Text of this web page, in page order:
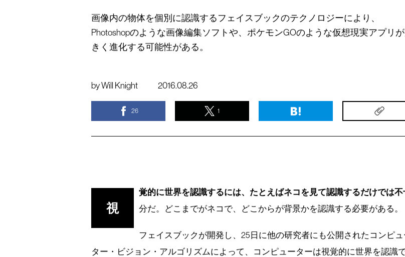
画像内の物体を個別に認識するフェイスブックのテクノロジーにより、
Photoshopのような画像編集ソフトや、ポケモンGOのような仮想現実アプリ
きく進化する可能性がある。
byWill Knight 2016.08.26
26 1
視
覚的に世界を認識するには、たとえばネコを見て認識するだけでは不
分だ。どこまでがネコで、どこからが背景かを認識する必要がある。
フェイスブックが開発し、25日に他の研究者にも公開されたコンピュ
ター・ビジョン・アルゴリズムによって、コンピューターは視覚的に世界を認識